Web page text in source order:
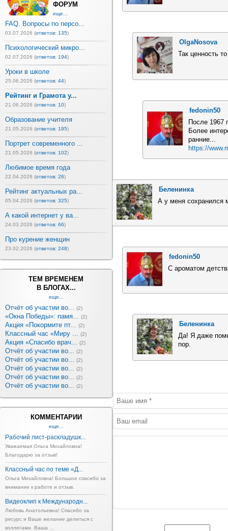
ФОРУМ
еще...
FAQ. Вопросы по персо...
03.07.2026 (ответов: 135)
Психологический микро...
02.07.2026 (ответов: 194)
Уроки в школе
25.06.2026 (ответов: 44)
Рейтинг и Грамота у...
21.06.2026 (ответов: 10)
Образование учителя
21.05.2026 (ответов: 195)
Портрет современного ...
21.05.2026 (ответов: 102)
Любимое время года
22.04.2026 (ответов: 26)
Рейтинг актуальных ра...
05.04.2026 (ответов: 325)
А какой интернет у ва...
24.03.2026 (ответов: 66)
Про курение женщин
23.02.2026 (ответов: 248)
ТЕМ ВРЕМЕНЕМ
В БЛОГАХ...
еще...
Отчёт об участии во... (2)
«Окна Победы»: памя... (2)
Акция «Покормите пт... (2)
Классный час «Миру ... (2)
Акция «Спасибо врач... (2)
Отчёт об участии во... (2)
Отчёт об участии во... (2)
Отчёт об участии во... (2)
Отчёт об участии во... (2)
Отчёт об участии во... (2)
КОММЕНТАРИИ
еще...
Рабочий лист-раскладушк...
Уважаемая Ольга Михайловна!
Благодарю за отзыв!
Классный час по теме «Д...
Ольга Михайловна! Большое спасибо за
внимание к работе и отзыв.
Видеоклип к Международн...
Любовь Анатольевна! Спасибо за
ресурс и Ваше желание делиться с
коллегами. Ваша ...
OlgaNosova
Так ценность
fedonin50
После 1967
Более
ранние...
https://
Беленинка
А у меня сохранился
fedonin50
С ароматом
Беленинка
Да! Я даже
пор.